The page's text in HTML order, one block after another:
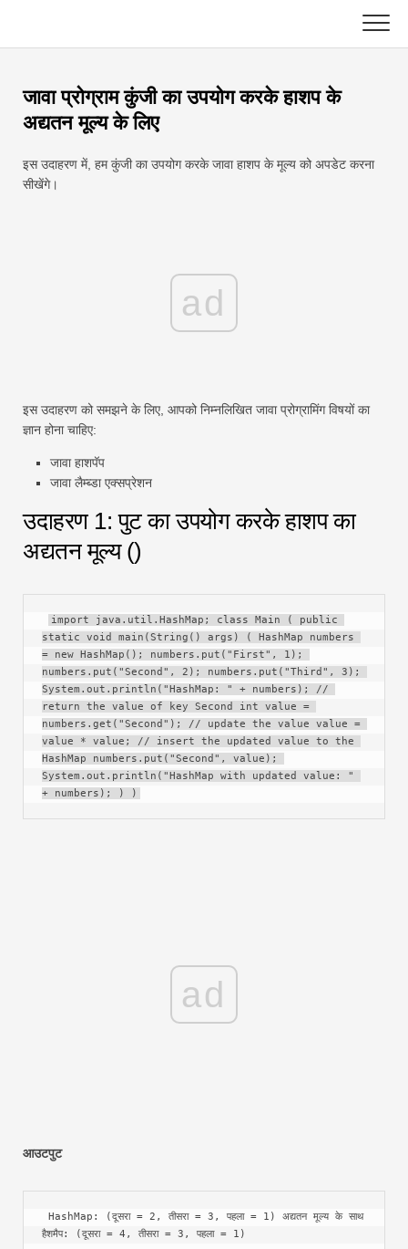
content
एक्सेल फ़ंक्शन
चार्ट
समाचार
टेकटीवी
सी ++
स्विफ्ट
जावा प्रोग्राम कुंजी का उपयोग करके हाशप के
अद्यतन मूल्य के लिए
इस उदाहरण में, हम कुंजी का उपयोग करके जावा हाशप के मूल्य को अपडेट करना
सीखेंगे।
ad
इस उदाहरण को समझने के लिए, आपको निम्नलिखित जावा प्रोग्रामिंग विषयों का
ज्ञान होना चाहिए:
जावा हाशपॅप
जावा लैम्ब्डा एक्सप्रेशन
उदाहरण 1: पुट का उपयोग करके हाशप का
अद्यतन मूल्य ()
import java.util.HashMap; class Main ( public
static void main(String() args) ( HashMap numbers
= new HashMap(); numbers.put("First", 1);
numbers.put("Second", 2); numbers.put("Third", 3);
System.out.println("HashMap: " + numbers); //
return the value of key Second int value =
numbers.get("Second"); // update the value value =
value * value; // insert the updated value to the
HashMap numbers.put("Second", value);
System.out.println("HashMap with updated value: "
+ numbers); ) )
ad
आउटपुट
हैशमैप: (दूसरा = 4, तीसरा = 3, पहला = 1)